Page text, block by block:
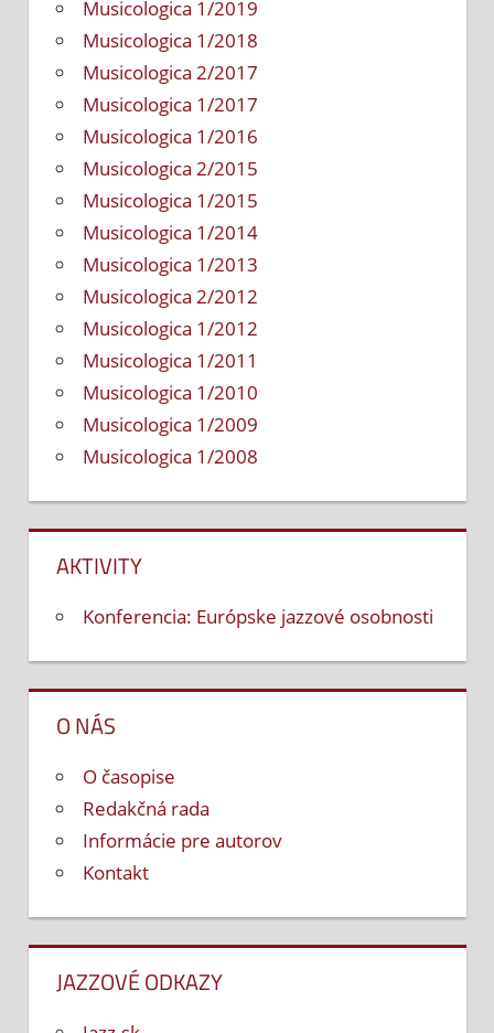
Musicologica 1/2019
Musicologica 1/2018
Musicologica 2/2017
Musicologica 1/2017
Musicologica 1/2016
Musicologica 2/2015
Musicologica 1/2015
Musicologica 1/2014
Musicologica 1/2013
Musicologica 2/2012
Musicologica 1/2012
Musicologica 1/2011
Musicologica 1/2010
Musicologica 1/2009
Musicologica 1/2008
AKTIVITY
Konferencia: Európske jazzové osobnosti
O NÁS
O časopise
Redakčná rada
Informácie pre autorov
Kontakt
JAZZOVÉ ODKAZY